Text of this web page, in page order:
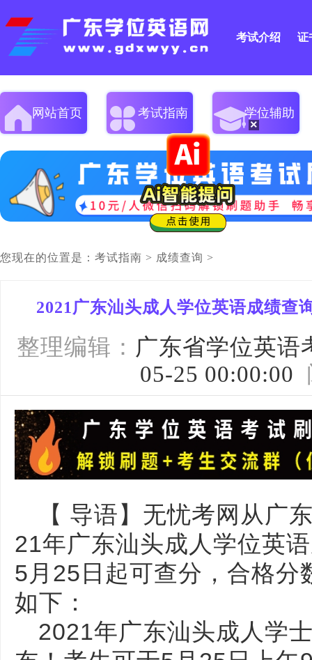
考试介绍 证
网站首页 考试指南 学位辅助
您现在的位置是： 考试指南 > 成绩查询 >
2021广东汕头成人学位英语成绩查
整理编辑： 广东省学位英语
05-25 00:00:00
【 导语】无忧考网从广
21年广东汕头成人学位英
5月25日起可查分，合格分
如下：
2021年广东汕头成人学